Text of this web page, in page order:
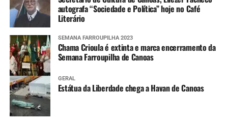
autografa “Sociedade e Política” hoje no Café
Literário
SEMANA FARROUPILHA 2023
Chama Crioula é extinta e marca encerramento da
Semana Farroupilha de Canoas
GERAL
Estátua da Liberdade chega a Havan de Canoas